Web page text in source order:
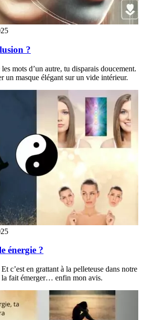
?
mots d’un autre, tu disparais doucement.
un masque élégant sur un vide intérieur.
énergie ?
c’est en grattant à la pelleteuse dans notre
la fait émerger… enfin mon avis.